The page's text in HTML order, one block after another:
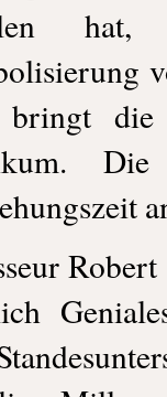
bringt die